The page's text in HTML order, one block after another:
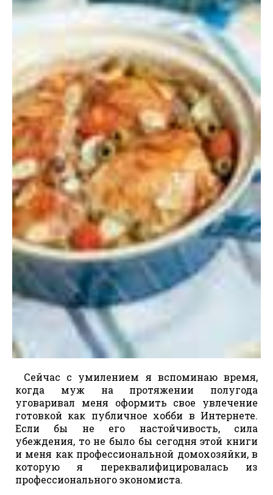
Сейчас с умилением я вспоминаю время,
когда муж на протяжении полугода
уговаривал меня оформить свое увлечение
готовкой как публичное хобби в Интернете.
Если бы не его настойчивость, сила
убеждения, то не было бы сегодня этой книги
и меня как профессиональной домохозяйки, в
которую я переквалифицировалась из
профессионального экономиста.